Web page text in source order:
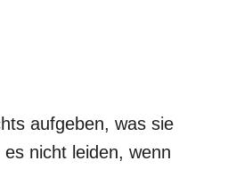
aufgeben, was sie
es nicht leiden, wenn